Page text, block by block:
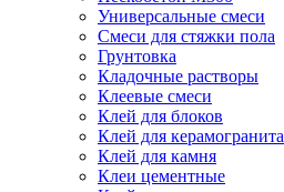
Универсальные смеси
Смеси для стяжки пола
Грунтовка
Кладочные растворы
Клеевые смеси
Клей для блоков
Клей для керамогранита
Клей для камня
Клеи цементные